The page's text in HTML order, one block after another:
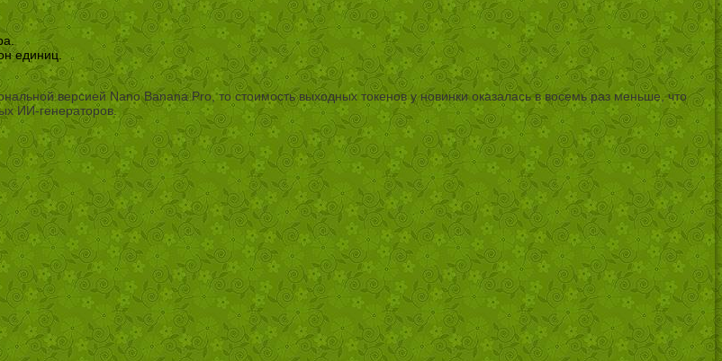
единиц.
версией Nano Banana Pro, то стоимость выходных токенов у новинки оказалась в восемь раз меньше, что
ИИ-генераторов.